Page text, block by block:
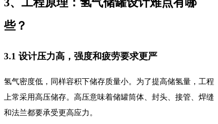
些？
3.1 设计压力高，强度和疲劳要求更严
氢气密度低，同样容积下储存质量小。为了提高储氢量，工程
上常采用高压储存。高压意味着储罐筒体、封头、接管、焊缝
和法兰都要承受更高应力。